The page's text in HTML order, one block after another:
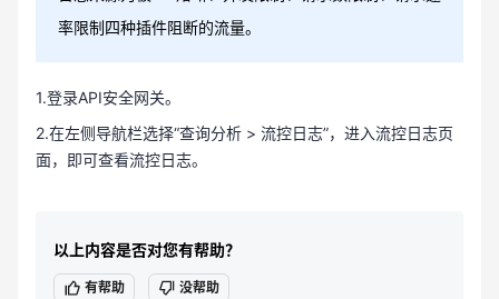
率限制四种插件阻断的流量。
1.登录API安全网关。
2.在左侧导航栏选择“查询分析 > 流控日志”，进入流控日志页
面，即可查看流控日志。
以上内容是否对您有帮助？
有帮助 没帮助